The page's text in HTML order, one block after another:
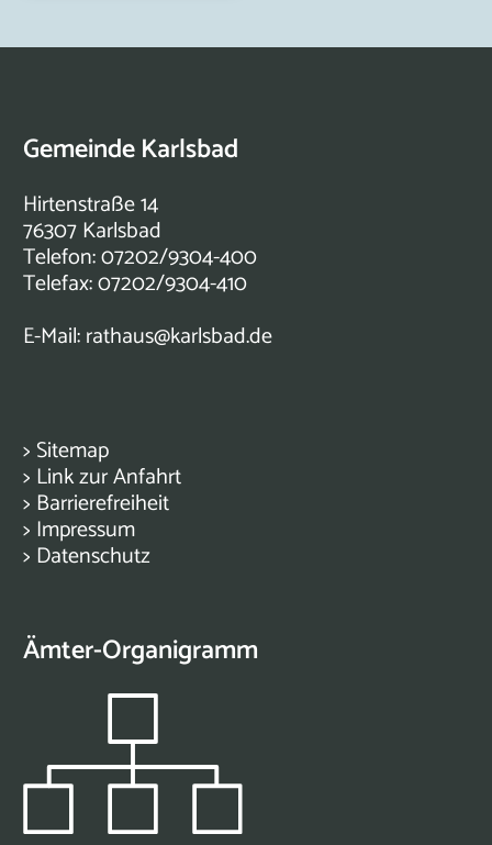
Gemeinde Karlsbad
Hirtenstraße 14
76307 Karlsbad
Telefon: 07202/9304-400
Telefax: 07202/9304-410
E-Mail:rathaus@karlsbad.de
> Sitemap
> Link zur Anfahrt
> Barrierefreiheit
> Impressum
> Datenschutz
Ämter-Organigramm